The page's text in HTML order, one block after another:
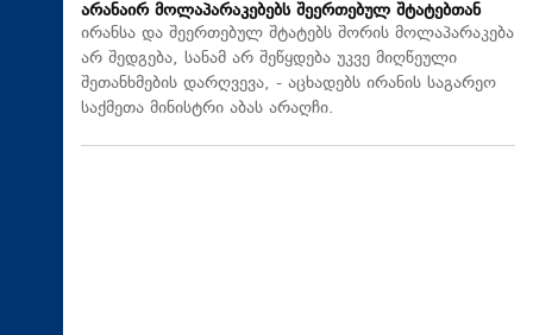
არანაირ მოლაპარაკებებს შეერთებულ შტატებთან
ირანსა და შეერთებულ შტატებს შორის მოლაპარაკება
არ შედგება, სანამ არ შეწყდება უკვე მიღწეული
შეთანხმების დარღვევა, - აცხადებს ირანის საგარეო
საქმეთა მინისტრი აბას არაღჩი.